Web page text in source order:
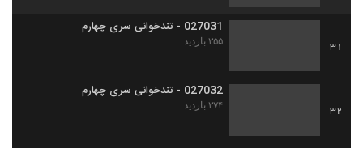
31
027031 - تندخوانی سری چهارم
۳۵۵ بازدید
32
027032 - تندخوانی سری چهارم
۳۷۴ بازدید